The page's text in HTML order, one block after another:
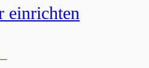
einrichten